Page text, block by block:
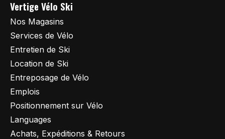
Vertige Vélo Ski
Nos Magasins
Services de Vélo
Entretien de Ski
Location de Ski
Entreposage de Vélo
Emplois
Positionnement sur Vélo
Languages
Achats, Expéditions & Retours